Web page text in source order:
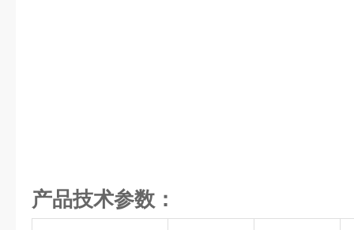
产品技术参数：